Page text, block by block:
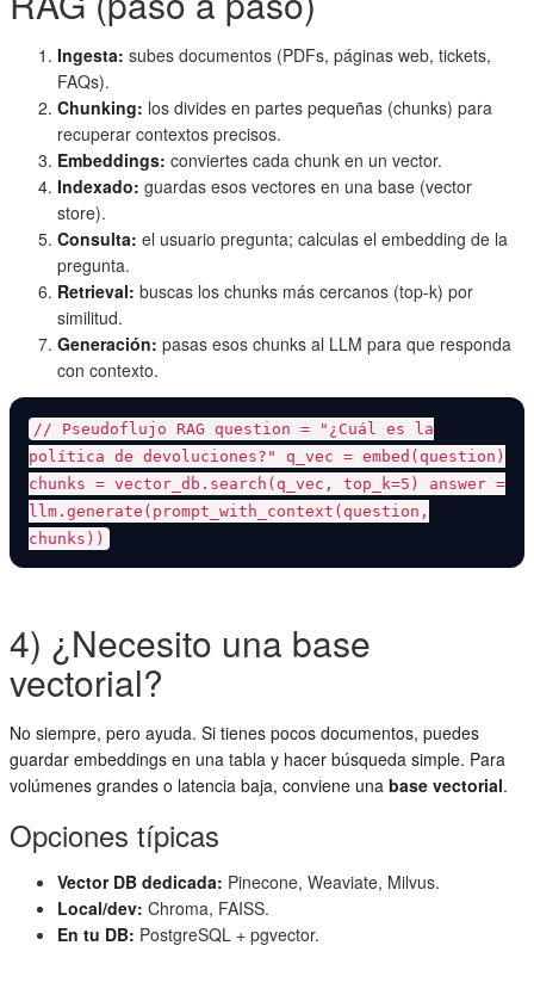
Ingesta: subes documentos (PDFs, páginas web, tickets,
FAQs).
Chunking: los divides en partes pequeñas (chunks) para
recuperar contextos precisos.
Embeddings: conviertes cada chunk en un vector.
Indexado: guardas esos vectores en una base (vector
store).
Consulta: el usuario pregunta; calculas el embedding de la
pregunta.
Retrieval: buscas los chunks más cercanos (top-k) por
similitud.
Generación: pasas esos chunks al LLM para que responda
con contexto.
// Pseudoflujo RAG question = "¿Cuál es la
política de devoluciones?" q_vec = embed(question)
chunks = vector_db.search(q_vec, top_k=5) answer =
llm.generate(prompt_with_context(question,
chunks))
4) ¿Necesito una base
vectorial?
No siempre, pero ayuda. Si tienes pocos documentos, puedes
guardar embeddings en una tabla y hacer búsqueda simple. Para
volúmenes grandes o latencia baja, conviene una base vectorial.
Opciones típicas
Vector DB dedicada: Pinecone, Weaviate, Milvus.
Local/dev: Chroma, FAISS.
En tu DB: PostgreSQL + pgvector.